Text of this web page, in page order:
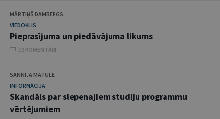
MĀRTIŅŠ DAMBERGS
VIEDOKLIS
Pieprasījuma un piedāvājuma likums
19 KOMENTĀRI
SANNIJA MATULE
INFORMĀCIJA
Skandāls par slepenajiem studiju programmu
vērtējumiem